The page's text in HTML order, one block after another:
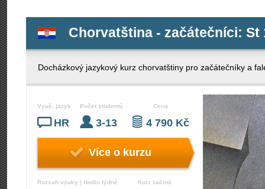
Chorvatština - začátečníci: St
Docházkový jazykový kurz chorvatštiny pro začátečníky a
Vyuč. jazyk
HR
Počet studentů
3-13
Cena
4 790 Kč
Více o kurzu
Rozsah výuky | Hodin týdně Kurz začíná